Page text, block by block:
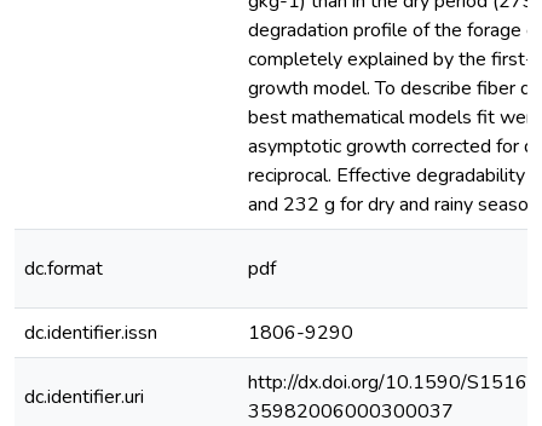
degradation profile of the forage
completely explained by the first-
growth model. To describe fiber
best mathematical models fit
asymptotic growth corrected for
reciprocal. Effective degradability
and 232 g for dry and rainy
dc.format pdf
dc.identifier.issn 1806-9290
dc.identifier.uri
http://dx.doi.org/10.1590/S1516-
35982006000300037